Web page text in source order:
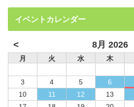
イベントカレンダー
< 8月 2026
月 火 水 木
3
4 5 6
10
11 12 13